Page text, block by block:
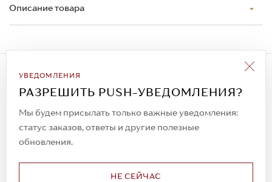
Описание товара
УВЕДОМЛЕНИЯ
РАЗРЕШИТЬ PUSH-УВЕДОМЛЕНИЯ?
Мы будем присылать только важные уведомления:
статус заказов, ответы и другие полезные
обновления.
НЕ СЕЙЧАС
Подписаться на рассылку
Всегда будьте в курсе новых акций и
спецпредложений!
© 2023. AIT Shoes
Все права защищены